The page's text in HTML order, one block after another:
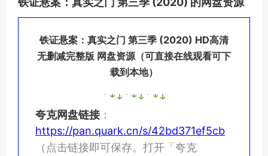
铁证悬案：真实之门 第三季 (2020) HD高清
无删减完整版 网盘资源（可直接在线观看可下
载到本地）
夸克网盘链接：
https://pan.quark.cn/s/42bd371ef5cb
（点击链接即可保存。打开「夸克